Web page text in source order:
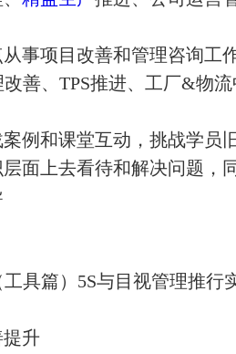
事项目改善和管理咨询工
善、TPS推进、工厂&物
例和课堂互动，挑战学员
面上去看待和解决问题，
具篇）5S与目视管理推行
升